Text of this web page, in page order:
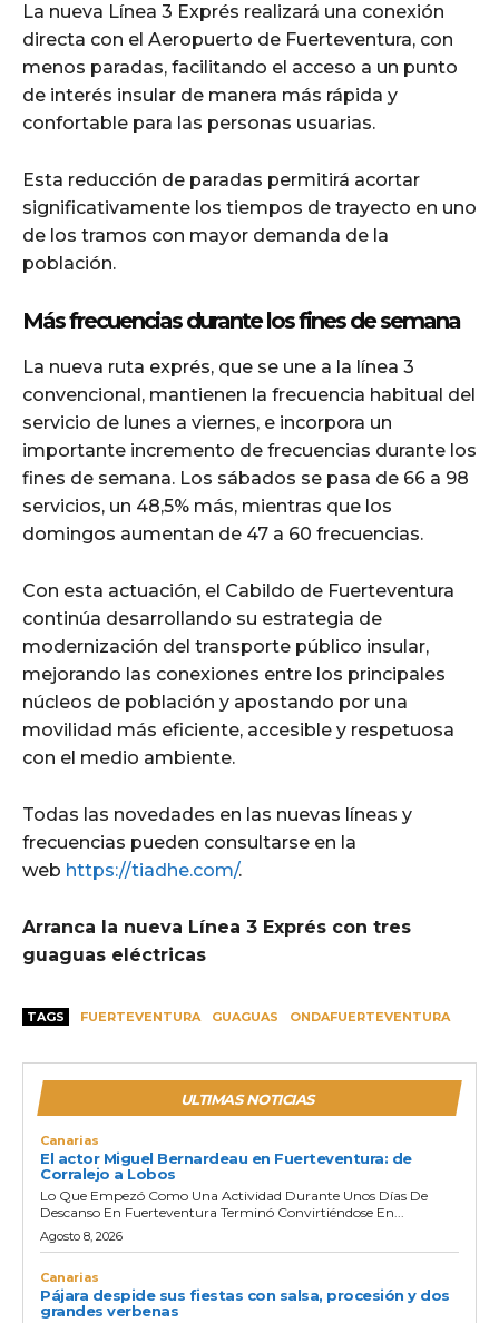
La nueva Línea 3 Exprés realizará una conexión
directa con el Aeropuerto de Fuerteventura, con
menos paradas, facilitando el acceso a un punto
de interés insular de manera más rápida y
confortable para las personas usuarias.
Esta reducción de paradas permitirá acortar
significativamente los tiempos de trayecto en uno
de los tramos con mayor demanda de la
población.
Más frecuencias durante los fines de semana
La nueva ruta exprés, que se une a la línea 3
convencional, mantienen la frecuencia habitual del
servicio de lunes a viernes, e incorpora un
importante incremento de frecuencias durante los
fines de semana. Los sábados se pasa de 66 a 98
servicios, un 48,5% más, mientras que los
domingos aumentan de 47 a 60 frecuencias.
Con esta actuación, el Cabildo de Fuerteventura
continúa desarrollando su estrategia de
modernización del transporte público insular,
mejorando las conexiones entre los principales
núcleos de población y apostando por una
movilidad más eficiente, accesible y respetuosa
con el medio ambiente.
Todas las novedades en las nuevas líneas y
frecuencias pueden consultarse en la
web https://tiadhe.com/.
Arranca la nueva Línea 3 Exprés con tres
guaguas eléctricas
TAGS FUERTEVENTURA GUAGUAS ONDAFUERTEVENTURA
ULTIMAS NOTICIAS
Canarias
El actor Miguel Bernardeau en Fuerteventura: de
Corralejo a Lobos
Lo Que Empezó Como Una Actividad Durante Unos Días De
Descanso En Fuerteventura Terminó Convirtiéndose En...
Agosto 8, 2026
Canarias
Pájara despide sus fiestas con salsa, procesión y dos
grandes verbenas